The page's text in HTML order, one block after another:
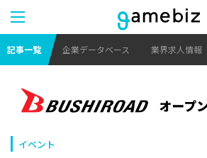
記事一覧 企業データベース 業界求人情報
イベント